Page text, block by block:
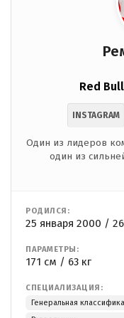
Red
INSTAGRAM
Один из лидеров
один из
РОДИЛСЯ:
25 января 2000 /
ПАРАМЕТРЫ:
171 см / 63 кг
СПЕЦИАЛИЗАЦИЯ:
Генеральная